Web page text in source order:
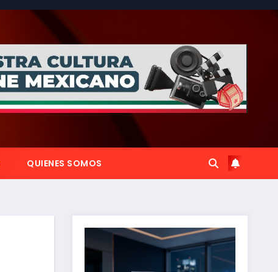
QUIENES SOMOS